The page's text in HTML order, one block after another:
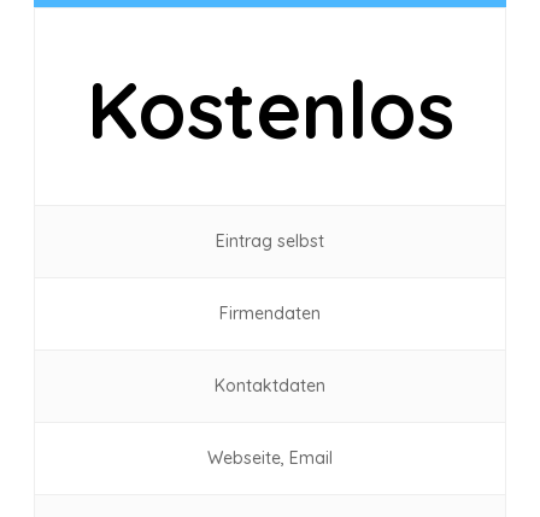
Kostenlos
Eintrag selbst
Firmendaten
Kontaktdaten
Webseite, Email